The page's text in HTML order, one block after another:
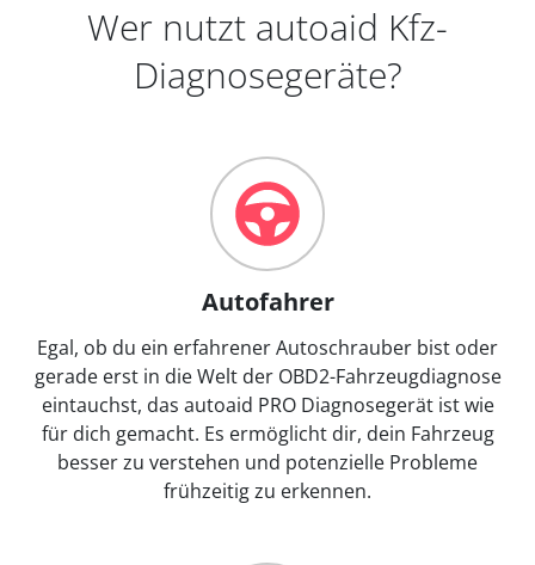
Wer nutzt autoaid Kfz-
Diagnosegeräte?
Autofahrer
Egal, ob du ein erfahrener Autoschrauber bist oder
gerade erst in die Welt der OBD2-Fahrzeugdiagnose
eintauchst, das autoaid PRO Diagnosegerät ist wie
für dich gemacht. Es ermöglicht dir, dein Fahrzeug
besser zu verstehen und potenzielle Probleme
frühzeitig zu erkennen.